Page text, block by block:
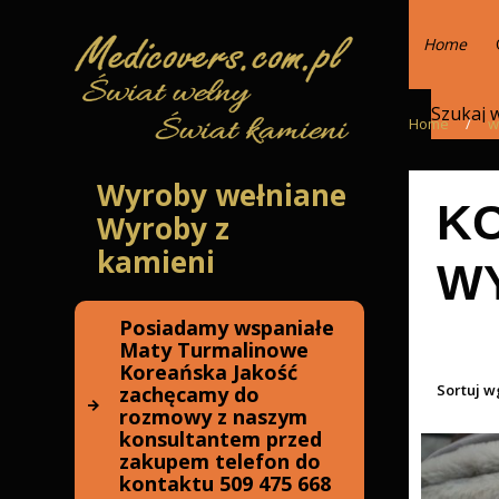
Wyroby wełniane
Wyroby z
kamieni
Posiadamy wspaniałe
Maty Turmalinowe
Koreańska Jakość
zachęcamy do
rozmowy z naszym
konsultantem przed
zakupem telefon do
kontaktu 509 475 668
Home
Home /
Sortuj